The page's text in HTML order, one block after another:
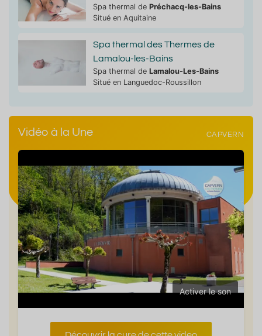
Spa thermal de Préchacq-les-Bains
Situé en Aquitaine
Spa thermal des Thermes de
Lamalou-les-Bains
Spa thermal de Lamalou-Les-Bains
Situé en Languedoc-Roussillon
Vidéo à la Une CAPVERN
Activer le son